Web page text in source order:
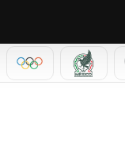
2026
OLÍMPICOS